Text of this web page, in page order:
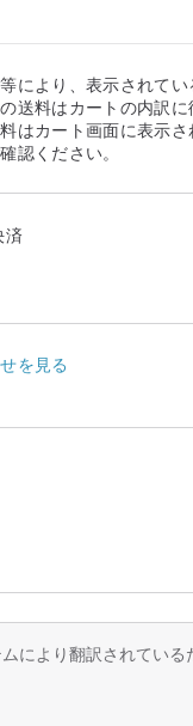
により、表示されて
送料はカートの内訳
はカート画面に表示
認ください。
済
を見る
により翻訳されてい